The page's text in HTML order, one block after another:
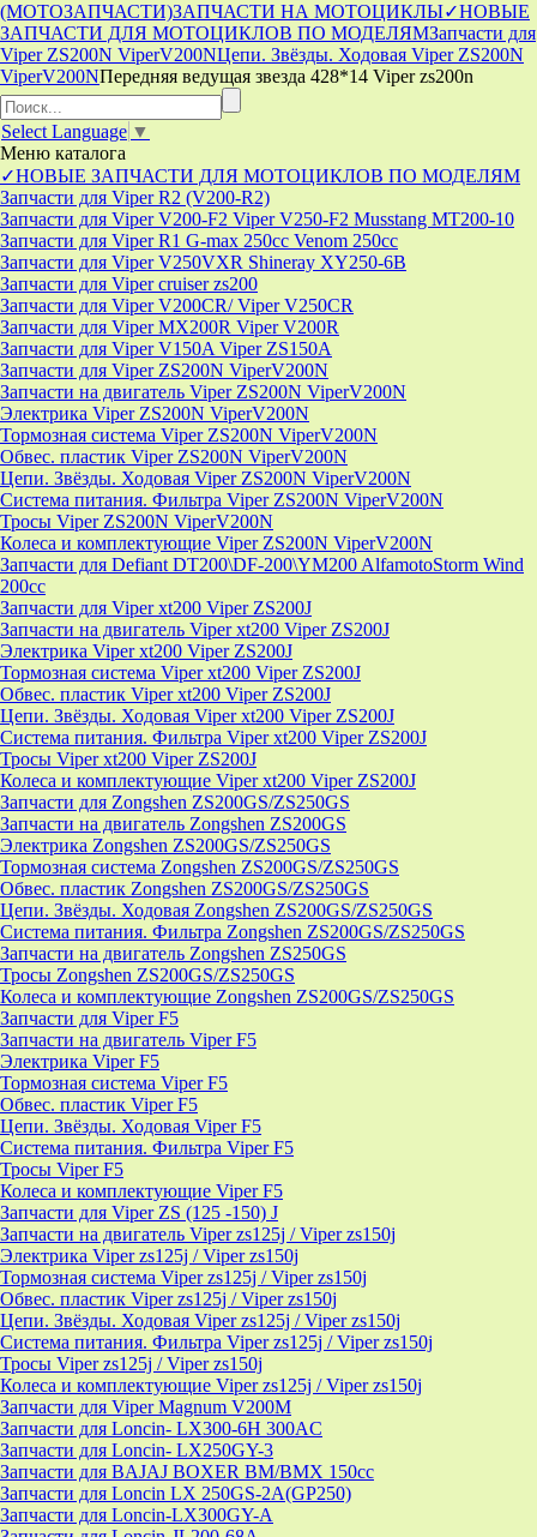
(МОТОЗАПЧАСТИ)ЗАПЧАСТИ НА МОТОЦИКЛЫ✓НОВЫЕ
ЗАПЧАСТИ ДЛЯ МОТОЦИКЛОВ ПО МОДЕЛЯМЗапчасти для
Viper ZS200N ViperV200NЦепи. Звёзды. Ходовая Viper ZS200N
ViperV200NПередняя ведущая звезда 428*14 Viper zs200n
Select Language ▼
Меню каталога
✓НОВЫЕ ЗАПЧАСТИ ДЛЯ МОТОЦИКЛОВ ПО МОДЕЛЯМ
Запчасти для Viper R2 (V200-R2)
Запчасти для Viper V200-F2 Viper V250-F2 Musstang MT200-10
Запчасти для Viper R1 G-max 250cc Venom 250cc
Запчасти для Viper V250VXR Shineray XY250-6B
Запчасти для Viper cruiser zs200
Запчасти для Viper V200CR/ Viper V250CR
Запчасти для Viper MX200R Viper V200R
Запчасти для Viper V150A Viper ZS150A
Запчасти для Viper ZS200N ViperV200N
Запчасти на двигатель Viper ZS200N ViperV200N
Электрика Viper ZS200N ViperV200N
Тормозная система Viper ZS200N ViperV200N
Обвес. пластик Viper ZS200N ViperV200N
Цепи. Звёзды. Ходовая Viper ZS200N ViperV200N
Система питания. Фильтра Viper ZS200N ViperV200N
Тросы Viper ZS200N ViperV200N
Колеса и комплектующие Viper ZS200N ViperV200N
Запчасти для Defiant DT200\DF-200\YM200 AlfamotoStorm Wind
200cc
Запчасти для Viper xt200 Viper ZS200J
Запчасти на двигатель Viper xt200 Viper ZS200J
Электрика Viper xt200 Viper ZS200J
Тормозная система Viper xt200 Viper ZS200J
Обвес. пластик Viper xt200 Viper ZS200J
Цепи. Звёзды. Ходовая Viper xt200 Viper ZS200J
Система питания. Фильтра Viper xt200 Viper ZS200J
Тросы Viper xt200 Viper ZS200J
Колеса и комплектующие Viper xt200 Viper ZS200J
Запчасти для Zongshen ZS200GS/ZS250GS
Запчасти на двигатель Zongshen ZS200GS
Электрика Zongshen ZS200GS/ZS250GS
Тормозная система Zongshen ZS200GS/ZS250GS
Обвес. пластик Zongshen ZS200GS/ZS250GS
Цепи. Звёзды. Ходовая Zongshen ZS200GS/ZS250GS
Система питания. Фильтра Zongshen ZS200GS/ZS250GS
Запчасти на двигатель Zongshen ZS250GS
Тросы Zongshen ZS200GS/ZS250GS
Колеса и комплектующие Zongshen ZS200GS/ZS250GS
Запчасти для Viper F5
Запчасти на двигатель Viper F5
Электрика Viper F5
Тормозная система Viper F5
Обвес. пластик Viper F5
Цепи. Звёзды. Ходовая Viper F5
Система питания. Фильтра Viper F5
Тросы Viper F5
Колеса и комплектующие Viper F5
Запчасти для Viper ZS (125 -150) J
Запчасти на двигатель Viper zs125j / Viper zs150j
Электрика Viper zs125j / Viper zs150j
Тормозная система Viper zs125j / Viper zs150j
Обвес. пластик Viper zs125j / Viper zs150j
Цепи. Звёзды. Ходовая Viper zs125j / Viper zs150j
Система питания. Фильтра Viper zs125j / Viper zs150j
Тросы Viper zs125j / Viper zs150j
Колеса и комплектующие Viper zs125j / Viper zs150j
Запчасти для Viper Magnum V200M
Запчасти для Loncin- LX300-6H 300AC
Запчасти для Loncin- LX250GY-3
Запчасти для BAJAJ BOXER BM/ВМX 150cc
Запчасти для Loncin LX 250GS-2A(GP250)
Запчасти для Loncin-LX300GY-A